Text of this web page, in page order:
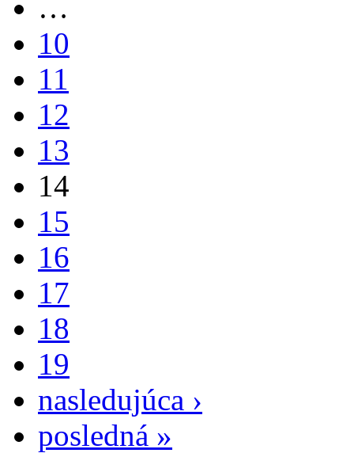
…
10
11
12
13
14
15
16
17
18
19
nasledujúca ›
posledná »